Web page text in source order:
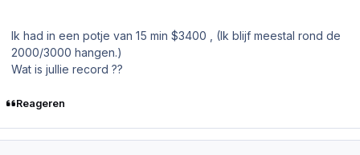
Ik had in een potje van 15 min $3400 , (Ik blijf meestal rond de
2000/3000 hangen.)
Wat is jullie record ??
Reageren